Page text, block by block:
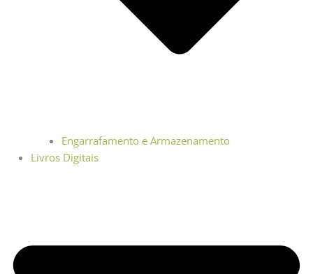
Engarrafamento e Armazenamento
Livros Digitais